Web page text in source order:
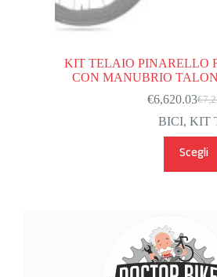
KIT TELAIO PINARELLO
CON MANUBRIO
€
Il
era:
€6,620.03Il
è:
BICI,KIT
Scegli
ha
essere